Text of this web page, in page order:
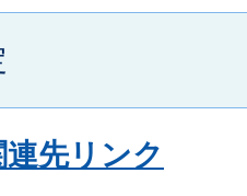
先リンク